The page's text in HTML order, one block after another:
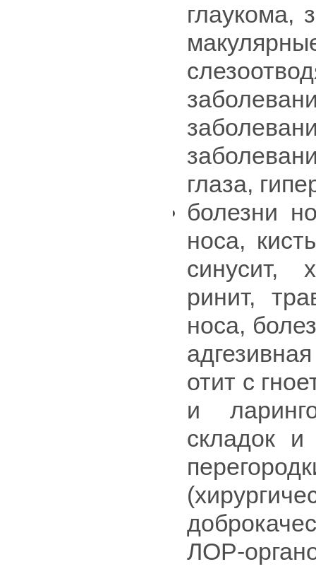
глаукома,
глаза,
болезни
носа,
синусит,
ринит,
носа,
отит с
и
складок и
ЛОР-